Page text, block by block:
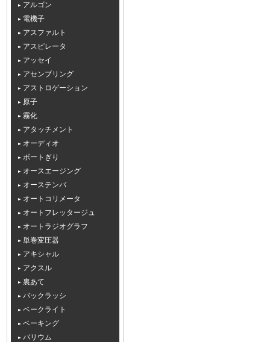
アルゴン
電機子
アスファルト
アスピレータ
アッセイ
アセンブリング
アストロゲーション
原子
霧化
アタッチメント
オーディオ
ボートぎり
オースエージング
オーステンバ
オートコリメータ
オートフレッタージュ
オートラジオグラフ
単巻変圧器
アキシャル
アクスル
裏あて
バックラッシ
ベークライト
ベーキング
バリウム